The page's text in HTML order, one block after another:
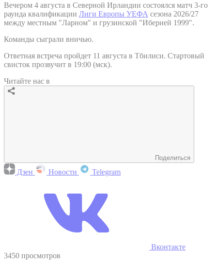
Вечером 4 августа в Северной Ирландии состоялся матч 3-го
раунда квалификации Лиги Европы УЕФА сезона 2026/27
между местным "Ларном" и грузинской "Иберией 1999".
Команды сыграли вничью.
Ответная встреча пройдет 11 августа в Тбилиси. Стартовый
свисток прозвучит в 19:00 (мск).
Читайте нас в
Поделиться
Дзен Новости Telegram
Вконтакте
3450 просмотров